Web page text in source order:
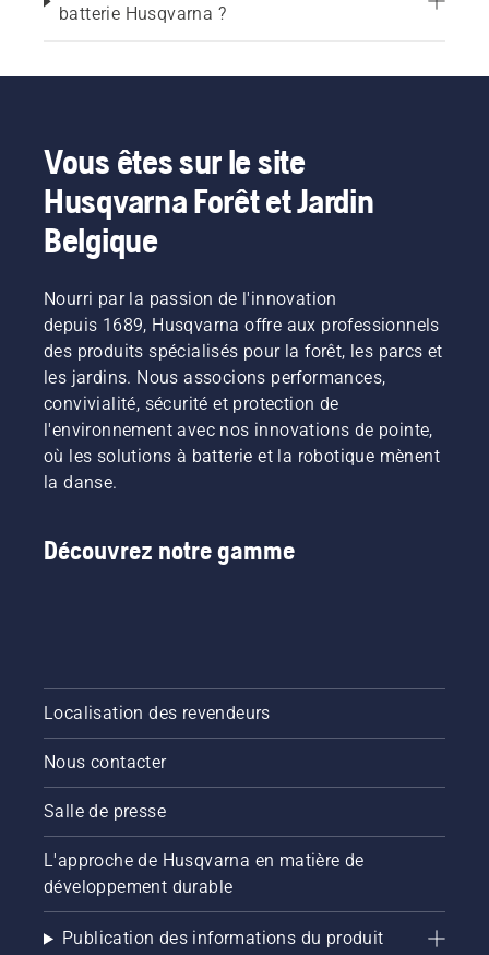
Taille des zones autour des arbres, clôtures et
Coupe de l'herbe et des mauvaises herbes dans
Entretien des jardins de petite à moyenne taille
Gestion des zones légèrement envahies par la
Leur conception légère et leur fonctionnement
sans fil les rendent particulièrement adaptés à
une utilisation régulière dans les zones
résidentielles.
Pourquoi opter pour un coupe-
résidentielles
Faible poids et manipulation aisée
Démarrage rapide et commandes simples
Entretien minimal
Parfaits pour la coupe des bordures et la taille
des contours, ils assurent une finition propre
avec un minimum d'efforts.
batterie Husqvarna ?
Vous êtes sur le site
Husqvarna Forêt et Jardin
Belgique
Nourri par la passion de l'innovation
depuis 1689, Husqvarna offre aux professionnels
des produits spécialisés pour la forêt, les parcs et
les jardins. Nous associons performances,
convivialité, sécurité et protection de
l'environnement avec nos innovations de pointe,
où les solutions à batterie et la robotique mènent
la danse.
Découvrez notre gamme
Localisation des revendeurs
Nous contacter
Salle de presse
L'approche de Husqvarna en matière de
développement durable
Publication des informations du produit